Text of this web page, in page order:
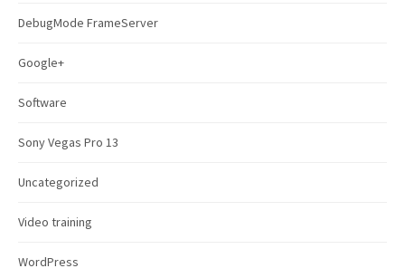
DebugMode FrameServer
Google+
Software
Sony Vegas Pro 13
Uncategorized
Video training
WordPress